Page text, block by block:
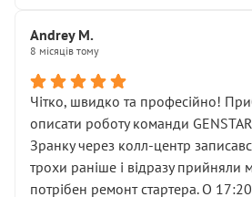
Для людини, яка хоча б трохи
це звучить як мінімум
спроба продати дорогий вузол
ущільнювачів.
Що прикро — це не перший мій
вас стартер, і тоді сервіс наче
враження. Але згодом знайшов
лобовим склом. Мені пояснили, що
Andrey M.
8 місяців тому
Чітко, швидко та професійно!
описати роботу команди
Зранку через колл-центр
трохи раніше і відразу прийняли
потрібен ремонт стартера. О